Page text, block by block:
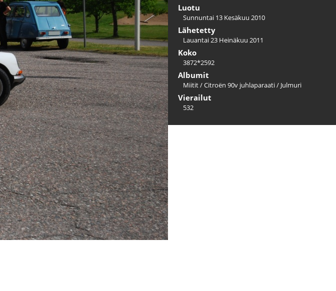
Luotu
Sunnuntai 13 Kesäkuu 2010
Lähetetty
Lauantai 23 Heinäkuu 2011
Koko
3872*2592
Albumit
Miitit/Citroën 90v juhlaparaati/ Julmuri
Vierailut
532